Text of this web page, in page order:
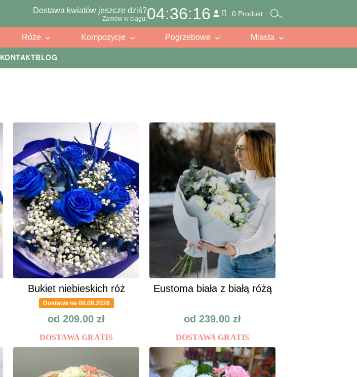
KONTAKTBLOG
Dostawa kwiatów jeszcze dziś?
Zamów w ciągu:04:36:14 0 Produkt
Róże Kompozycje Pogrzebowe Miasta
Bukiet niebieskich róż
Dostawa na 08.08.2026
od 209.00 zł
DOSTAWA GRATIS
Eustoma biała z białą różą
od 239.00 zł
DOSTAWA GRATIS